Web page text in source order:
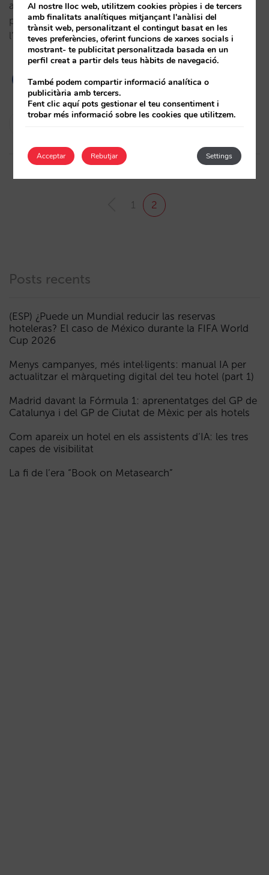
augmentar costos. El que de veritat es necessita són
propostes per pujar ingressos o reduir costos:
l’upselling t’ho permet fer…
César López
1 2
Posts recents
(ESP) ¿Puede un Mundial reducir las reservas
hoteleras? El caso de México durante la FIFA World
Cup 2026
Menys campanyes, més intel·ligents: manual IA per
actualitzar el màrqueting digital del teu hotel (part 1)
Madrid davant la Fórmula 1: aprenentatges del GP de
Catalunya i del GP de Ciutat de Mèxic per als hotels
Com apareix un hotel en els assistents d’IA: les tres
capes de visibilitat
La fi de l’era “Book on Metasearch”
Al nostre lloc web, utilitzem cookies pròpies i de tercers
amb finalitats analítiques mitjançant l'anàlisi del
trànsit web, personalitzant el contingut basat en les
teves preferències, oferint funcions de xarxes socials i
mostrant- te publicitat personalitzada basada en un
perfil creat a partir dels teus hàbits de navegació.
També podem compartir informació analítica o
publicitària amb tercers.
Fent clic aquí pots gestionar el teu consentiment i
trobar més informació sobre les cookies que utilitzem.
Acceptar Settings
Rebutjar